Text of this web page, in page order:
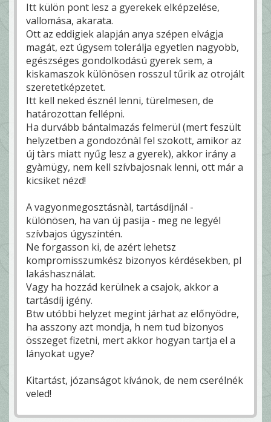
Itt külön pont lesz a gyerekek elképzelése,
vallomása, akarata.
Ott az eddigiek alapján anya szépen elvágja
magát, ezt úgysem tolerálja egyetlen nagyobb,
egészséges gondolkodású gyerek sem, a
kiskamaszok különösen rosszul tűrik az otrojált
szeretetképzetet.
Itt kell neked észnél lenni, türelmesen, de
határozottan fellépni.
Ha durvább bántalmazás felmerül (mert feszült
helyzetben a gondozónàl fel szokott, amikor az
új tàrs miatt nyűg lesz a gyerek), akkor irány a
gyàmügy, nem kell szívbajosnak lenni, ott már a
kicsiket nézd!
A vagyonmegosztásnàl, tartásdíjnál -
különösen, ha van új pasija - meg ne legyél
szívbajos úgyszintén.
Ne forgasson ki, de azért lehetsz
kompromisszumkész bizonyos kérdésekben, pl
lakáshasználat.
Vagy ha hozzád kerülnek a csajok, akkor a
tartásdíj igény.
Btw utóbbi helyzet megint járhat az előnyödre,
ha asszony azt mondja, h nem tud bizonyos
összeget fizetni, mert akkor hogyan tartja el a
lányokat ugye?
Kitartást, józanságot kívánok, de nem cserélnék
veled!